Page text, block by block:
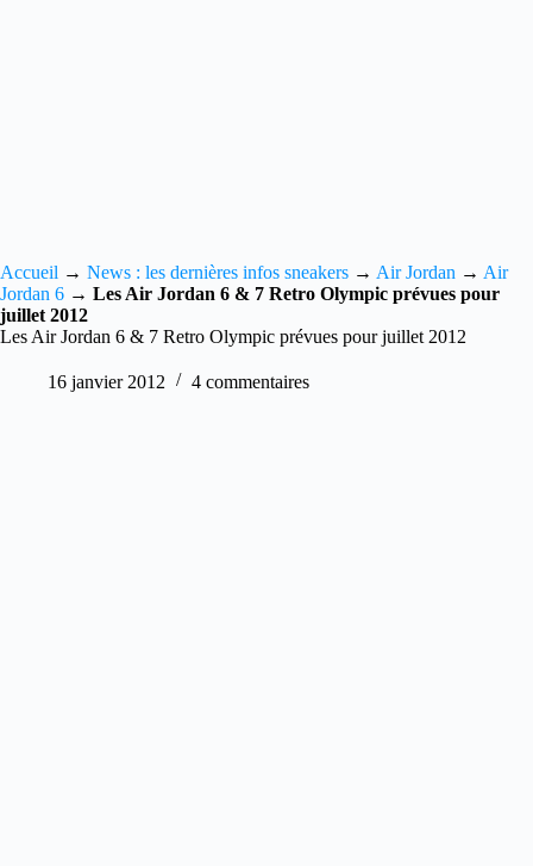
Accueil → News : les dernières infos sneakers → Air Jordan → Air
Jordan 6 → Les Air Jordan 6 & 7 Retro Olympic prévues pour
juillet 2012
Les Air Jordan 6 & 7 Retro Olympic prévues pour juillet 2012
16 janvier 2012 4 commentaires